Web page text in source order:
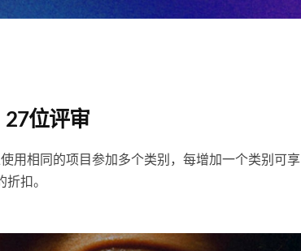
位评审
用相同的项目参加多个类别，每增加一个类别可享
扣。